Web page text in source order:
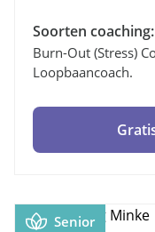
Soorten coaching:
Burn-Out (stress)
Loopbaancoach.
Senior